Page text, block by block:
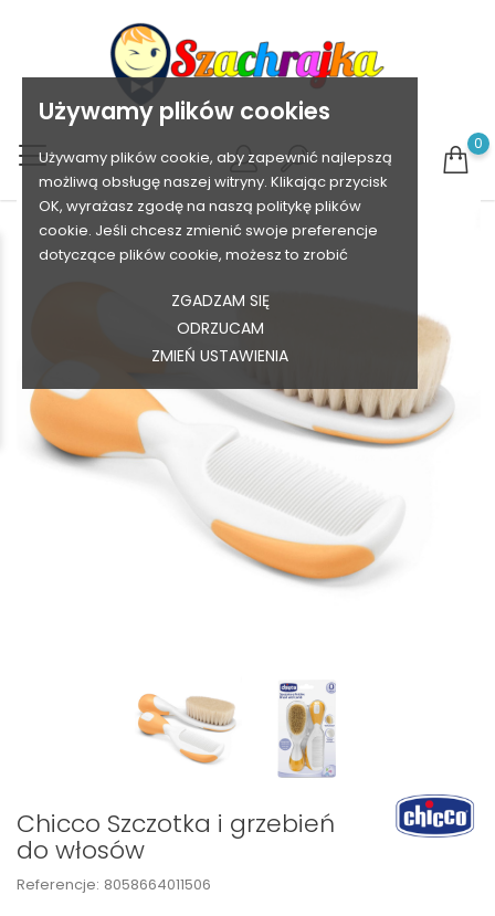
Używamy plików cookies
Używamy plików cookie, aby zapewnić najlepszą
możliwą obsługę naszej witryny. Klikając przycisk
OK, wyrażasz zgodę na naszą politykę plików
cookie. Jeśli chcesz zmienić swoje preferencje
dotyczące plików cookie, możesz to zrobić
ZGADZAM SIĘ
ODRZUCAM
ZMIEŃ USTAWIENIA
0
Chicco Szczotka i grzebień
do włosów
Referencje: 8058664011506